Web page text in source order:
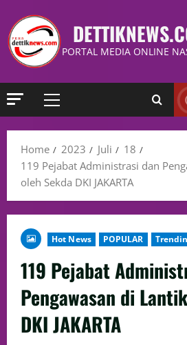
PORTAL MEDIA ONLINE
Home 2023 Juli
18
119 Pejabat Administrasi dan
oleh Sekda DKI JAKARTA
Hot News POPULAR
119 Pejabat
Pengawasan di
DKI JAKARTA